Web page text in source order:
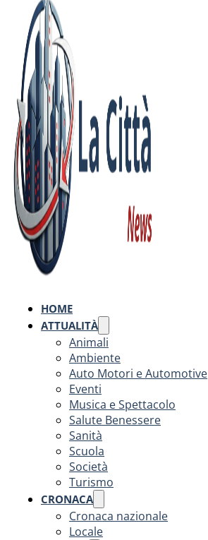
HOME
ATTUALITÀ
Animali
Ambiente
Auto Motori e Automotive
Eventi
Musica e Spettacolo
Salute Benessere
Sanità
Scuola
Società
Turismo
CRONACA
Cronaca nazionale
Locale